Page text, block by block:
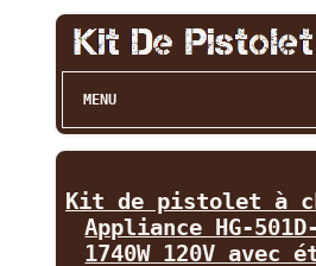
MENU
Kit de pistolet à
Appliance HG-
1740W 120V avec